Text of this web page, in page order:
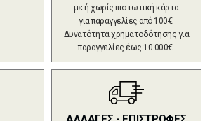
με ή χωρίς πιστωτική κάρτα
για παραγγελίες από 100€.
Δυνατότητα χρηματοδότησης για
παραγγελίες έως 10.000€.